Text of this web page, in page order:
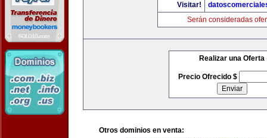
Visitar!
Serán consideradas
Realizar una Oferta
Precio Ofrecido $
Otros dominios en venta: